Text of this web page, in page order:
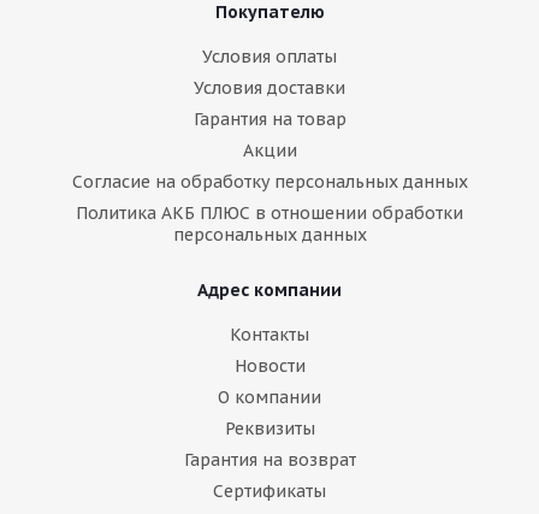
Покупателю
Условия оплаты
Условия доставки
Гарантия на товар
Акции
Согласие на обработку персональных данных
Политика АКБ ПЛЮС в отношении обработки
персональных данных
Адрес компании
Контакты
Новости
О компании
Реквизиты
Гарантия на возврат
Сертификаты